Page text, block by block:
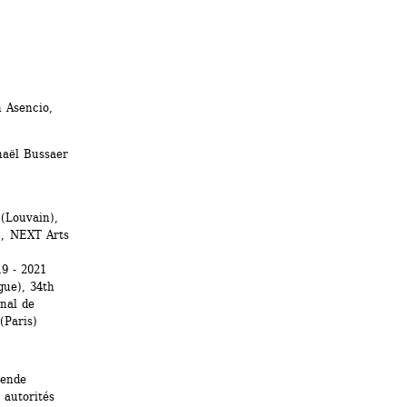
Asencio,
Bussaer
NEXT Arts
- 2021
34th
de
autorités